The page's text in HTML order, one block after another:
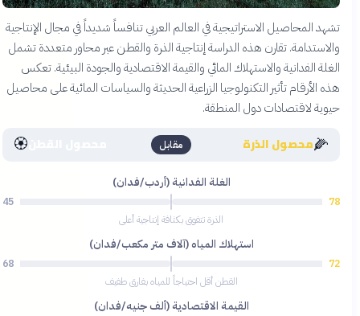
تشهد المحاصيل الاستراتيجية في العالم العربي تنافساً شديداً في مجال الإنتاجية
والاستدامة. تقارن هذه الدراسة إنتاجية الذرة والقطن عبر محاور متعددة تشمل
الغلة الفدانية والاستهلاك المائي والقيمة الاقتصادية والجودة البيئية. تعكس
هذه الأرقام تأثير التكنولوجيا الزراعية الحديثة والسياسات المائية على محاصيل
حيوية لاقتصادات دول المنطقة.
🌽محصول الذرة مقابل 🏵️
الغلة الفدانية (أردب/فدان)
78
45
الذرة تتفوق بكثافة إنتاجية أعلى
استهلاك المياه (آلاف متر مكعب/فدان)
72
68
القطن أقل احتياجاً للمياه بفارق طفيف
القيمة الاقتصادية (ألف جنيه/فدان)